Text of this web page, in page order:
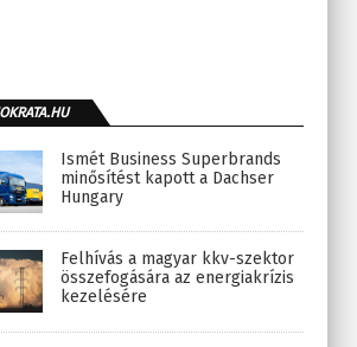
Ismét Business Superbrands
minősítést kapott a Dachser
Hungary
Felhívás a magyar kkv-szektor
összefogására az energiakrízis
kezelésére